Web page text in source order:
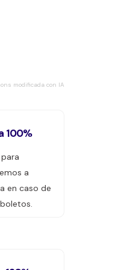
modificada con IA
100%
a
en caso de